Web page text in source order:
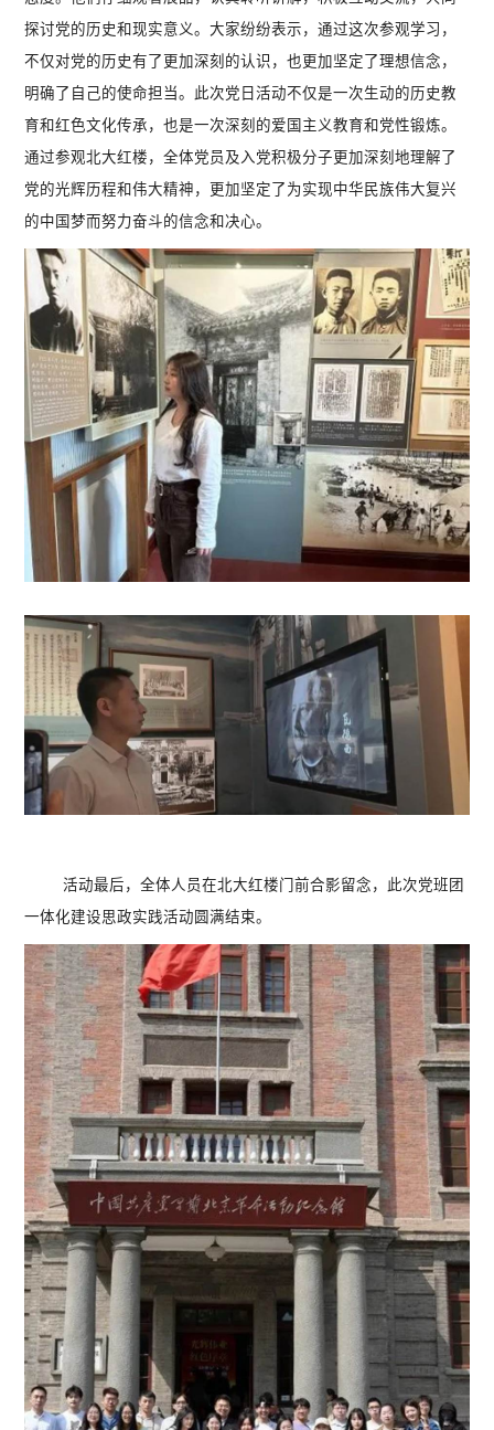
探讨党的历史和现实意义。大家纷纷表示，通过这次参观学习，
不仅对党的历史有了更加深刻的认识，也更加坚定了理想信念，
明确了自己的使命担当。此次党日活动不仅是一次生动的历史教
育和红色文化传承，也是一次深刻的爱国主义教育和党性锻炼。
通过参观北大红楼，全体党员及入党积极分子更加深刻地理解了
党的光辉历程和伟大精神，更加坚定了为实现中华民族伟大复兴
的中国梦而努力奋斗的信念和决心。
活动最后，全体人员在北大红楼门前合影留念，此次党班团
一体化建设思政实践活动圆满结束。